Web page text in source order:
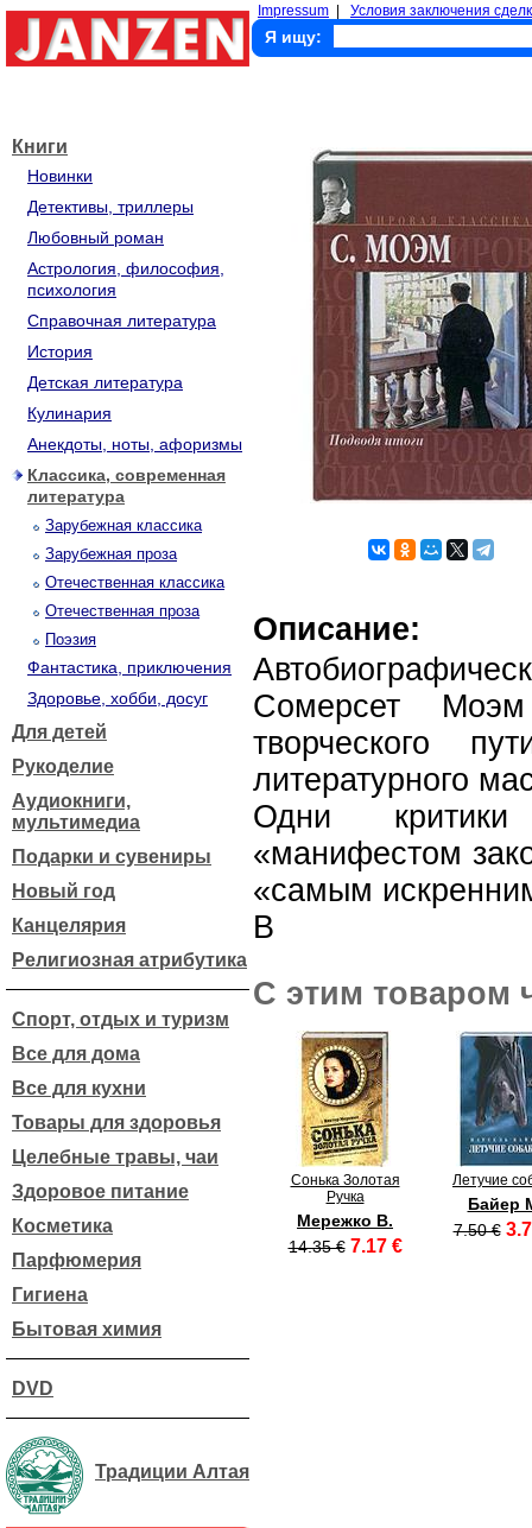
Impressum Условия заключения
Я ищу:
Книги
Новинки
Детективы, триллеры
Любовный роман
Астрология, философия,
психология
Справочная литература
История
Детская литература
Кулинария
Анекдоты, ноты, афоризмы
Классика, современная
литература
Зарубежная классика
Зарубежная проза
Отечественная классика
Отечественная проза
Поэзия
Фантастика, приключения
Здоровье, хобби, досуг
Для детей
Рукоделие
Аудиокниги,
мультимедиа
Подарки и сувениры
Новый год
Канцелярия
Религиозная атрибутика
Спорт, отдых и туризм
Все для дома
Все для кухни
Товары для здоровья
Целебные травы, чаи
Здоровое питание
Косметика
Парфюмерия
Гигиена
Бытовая химия
DVD
Традиции Алтая
Описание:
Сомерсет
творческого
литературного
Одни
«манифестом
«самым
В
С этим товаром
Сонька Золотая
Ручка
Мережко В.
14.35 € 7.17 €
Летучие
Байер
7.50 €